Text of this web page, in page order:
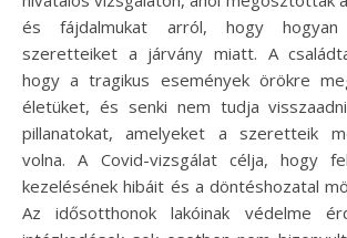
és fájdalmukat arról, hogy
szeretteiket a járvány miatt. A
hogy a tragikus események örökre
életüket, és senki nem tudja
pillanatokat, amelyeket a szeretteik
volna. A Covid-vizsgálat célja, hogy
kezelésének hibáit és a döntéshozatal
Az idősotthonok lakóinak védelme